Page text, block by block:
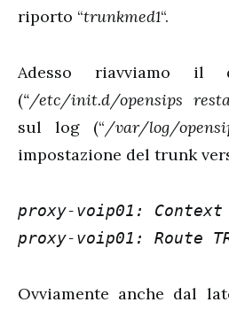
riporto “trunkmed1“.
Adesso riavviamo il
(“/etc/init.d/opensips
sul log (“/var/log/
impostazione del trunk
proxy-voip01:
proxy-voip01: Route
Ovviamente anche dal